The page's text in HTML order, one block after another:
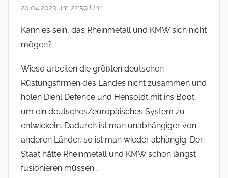
20.04.2023 um 22:59 Uhr
Kann es sein, das Rheinmetall und KMW sich nicht
mögen?
Wieso arbeiten die größten deutschen
Rüstungsfirmen des Landes nicht zusammen und
holen Diehl Defence und Hensoldt mit ins Boot,
um ein deutsches/europäisches System zu
entwickeln. Dadurch ist man unabhängiger von
anderen Länder, so ist man wieder abhängig. Der
Staat hätte Rheinmetall und KMW schon längst
fusionieren müssen…